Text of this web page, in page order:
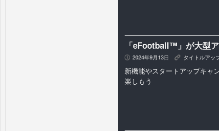
「eFootball™」が大型
P 2024年9月13日 K タイトルアッ
新機能やスタートアップキャ
楽しもう